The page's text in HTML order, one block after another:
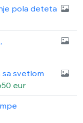
pola deteta
sa svetlom
eur